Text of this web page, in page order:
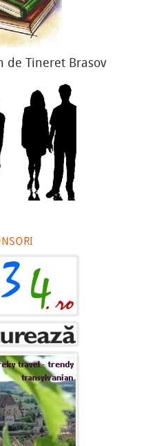
de Tineret Brasov